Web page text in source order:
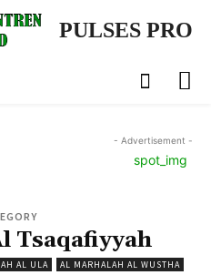
PULSES PRO
- Advertisement -
Tsaqafiyyah
AL ULA AL MARHALAH AL WUSTHA